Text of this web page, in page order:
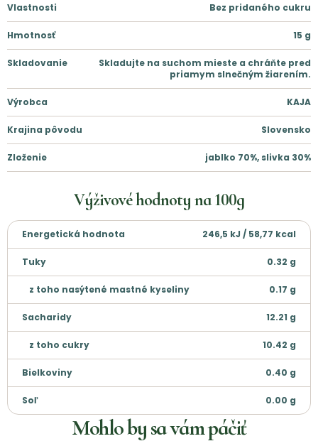
Vlastnosti Bez pridaného cukru
Hmotnosť 15 g
Skladovanie
Skladujte na suchom mieste a chráňte pred
priamym slnečným žiarením.
Výrobca KAJA
Krajina pôvodu Slovensko
Zloženie jablko 70%, slivka 30%
Výživové hodnoty na100g
Energetická hodnota 246,5 kJ / 58,77 kcal
Tuky 0.32 g
z toho nasýtené mastné kyseliny 0.17 g
Sacharidy 12.21 g
z toho cukry 10.42 g
Bielkoviny 0.40 g
Soľ 0.00 g
Mohlo by sa vám páčiť